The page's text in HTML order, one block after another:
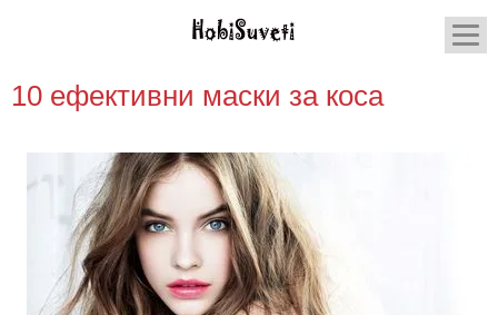
10 ефективни маски за коса